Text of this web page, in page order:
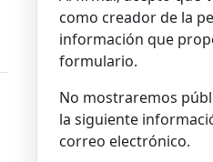
como creador de la
información que
formulario.
No mostraremos
la siguiente
correo electrónico.